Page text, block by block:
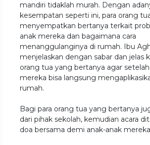
mandiri tidaklah murah. Dengan
kesempatan seperti ini, para orang
menyempatkan bertanya terkait
anak mereka dan bagaimana cara
menanggulanginya di rumah. Ibu
menjelaskan dengan sabar dan jelas
orang tua yang bertanya agar setelah
mereka bisa langsung
rumah.
Bagi para orang tua yang bertanya
dari pihak sekolah, kemudian acara
doa bersama demi anak-anak